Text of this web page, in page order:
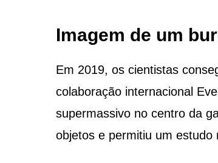
Imagem de um
Em 2019, os cientistas
colaboração internacional
supermassivo no centro da
objetos e permitiu um